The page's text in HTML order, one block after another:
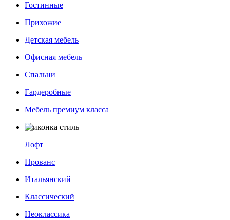
Гостинные
Прихожие
Детская мебель
Офисная мебель
Спальни
Гардеробные
Мебель премиум класса
Лофт
Прованс
Итальянский
Классический
Неоклассика